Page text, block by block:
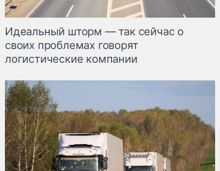
Идеальный шторм — так сейчас о
своих проблемах говорят
логистические компании